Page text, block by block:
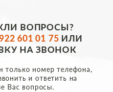
ВОПРОСЫ?
601 01 75 ИЛИ
НА ЗВОНОК
только номер телефона,
и ответить на
Вас вопросы.